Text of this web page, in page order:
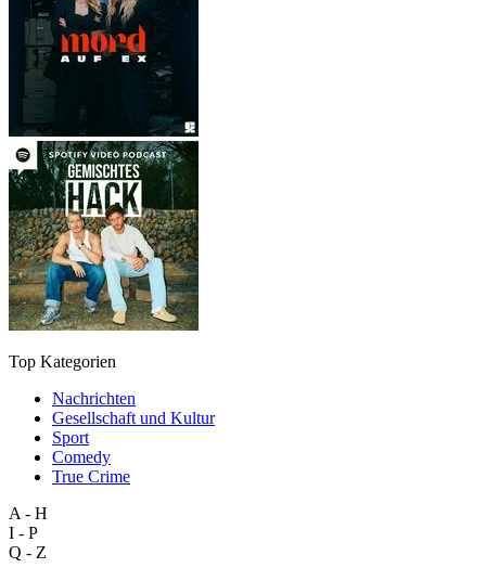
Top Kategorien
Nachrichten
Gesellschaft und Kultur
Sport
Comedy
True Crime
A - H
I - P
Q - Z